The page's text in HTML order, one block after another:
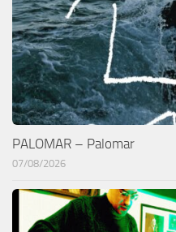
PALOMAR – Palomar
07/08/2026